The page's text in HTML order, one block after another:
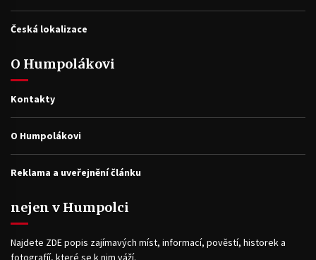
Česká lokalizace
O Humpolákovi
Kontakty
O Humpolákovi
Reklama a uveřejnění článku
nejen v Humpolci
Najdete ZDE popis zajímavých míst, informací, pověstí, historek a